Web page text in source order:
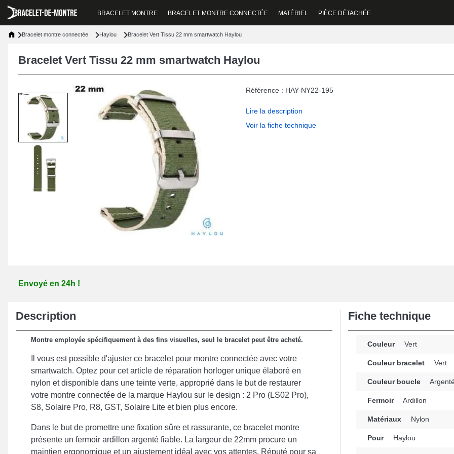
BRACELET MONTRE BRACELET MONTRE CONNECTÉE MATÉRIEL PIÈCE DÉTACHÉE
Bracelet montre connectée Haylou Bracelet Vert Tissu 22 mm smartwatch Haylou
Bracelet Vert Tissu 22 mm smartwatch Haylou
Référence : HAY-NY22-195
Lire la description
Voir la fiche technique
Envoyé en 24h !
Description
Montre employée spécifiquement à des fins visuelles, seul le bracelet peut être acheté.
Il vous est possible d'ajuster ce bracelet pour montre connectée avec votre
smartwatch. Optez pour cet article de réparation horloger unique élaboré en
nylon et disponible dans une teinte verte, approprié dans le but de restaurer
votre montre connectée de la marque Haylou sur le design : 2 Pro (LS02 Pro),
S8, Solaire Pro, R8, GST, Solaire Lite et bien plus encore.
Dans le but de promettre une fixation sûre et rassurante, ce bracelet montre
présente un fermoir ardillon argenté fiable. La largeur de 22mm procure un
maintien ergonomique et un ajustement idéal avec vos attentes. Réputé pour sa
Fiche technique
Couleur Vert
Couleur bracelet Vert
Couleur boucle
Fermoir Ardillon
Matériaux Nylon
Pour Haylou